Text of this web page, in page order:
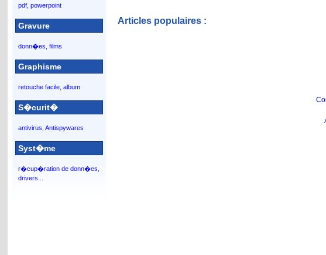
pdf, powerpoint
Gravure
donn�es, films
Graphisme
retouche facile, album
S�curit�
antivirus, Antispywares
Syst�me
r�cup�ration de donn�es,
drivers...
Articles populaires :